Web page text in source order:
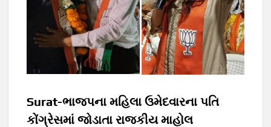
Surat-ભાજપના મહિલા ઉમેદવારના પતિ
કોંગ્રેસમાં જોડાતા રાજકીય માહોલ